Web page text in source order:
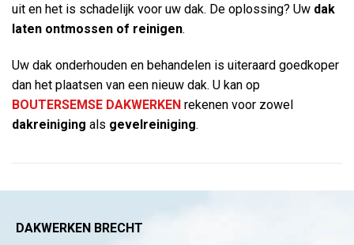
uit en het is schadelijk voor uw dak. De oplossing? Uw dak
laten ontmossen of reinigen.
Uw dak onderhouden en behandelen is uiteraard goedkoper
dan het plaatsen van een nieuw dak. U kan op
BOUTERSEMSE DAKWERKEN rekenen voor zowel
dakreiniging als gevelreiniging.
DAKWERKEN BRECHT